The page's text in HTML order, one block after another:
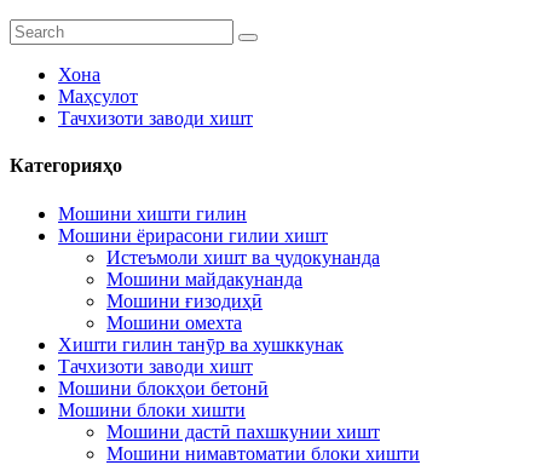
Хона
Маҳсулот
Тачхизоти заводи хишт
Категорияҳо
Мошини хишти гилин
Мошини ёрирасони гилии хишт
Истеъмоли хишт ва ҷудокунанда
Мошини майдакунанда
Мошини ғизодиҳӣ
Мошини омехта
Хишти гилин танӯр ва хушккунак
Тачхизоти заводи хишт
Мошини блокҳои бетонӣ
Мошини блоки хишти
Мошини дастӣ пахшкунии хишт
Мошини нимавтоматии блоки хишти